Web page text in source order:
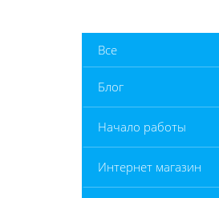
Все
Блог
Начало работы
Интернет магазин